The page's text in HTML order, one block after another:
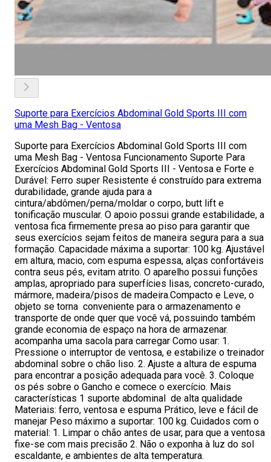
Suporte para Exercícios Abdominal Gold Sports III com
uma Mesh Bag - Ventosa
Suporte para Exercícios Abdominal Gold Sports III com
uma Mesh Bag - Ventosa Funcionamento Suporte Para
Exercícios Abdominal Gold Sports III - Ventosa e Forte e
Durável: Ferro super Resistente é construído para extrema
durabilidade, grande ajuda para a
cintura/abdômen/perna/moldar o corpo, butt lift e
tonificação muscular. O apoio possui grande estabilidade, a
ventosa fica firmemente presa ao piso para garantir que
seus exercícios sejam feitos de maneira segura para a sua
formação. Capacidade máxima a suportar: 100 kg. Ajustável
em altura, macio, com espuma espessa, alças confortáveis
contra seus pés, evitam atrito. O aparelho possui funções
amplas, apropriado para superfícies lisas, concreto-curado,
mármore, madeira/pisos de madeira.Compacto e Leve, o
objeto se torna conveniente para o armazenamento e
transporte de onde quer que você vá, possuindo também
grande economia de espaço na hora de armazenar.
acompanha uma sacola para carregar Como usar: 1.
Pressione o interruptor de ventosa, e estabilize o treinador
abdominal sobre o chão liso. 2. Ajuste a altura de espuma
para encontrar a posição adequada para você. 3. Coloque
os pés sobre o Gancho e comece o exercício. Mais
características 1 suporte abdominal de alta qualidade
Materiais: ferro, ventosa e espuma Prático, leve e fácil de
manejar Peso máximo a suportar: 100 kg. Cuidados com o
material: 1. Limpar o chão antes de usar, para que a ventosa
fixe-se com mais precisão 2. Não o exponha à luz do sol
escaldante, e ambientes de alta temperatura.